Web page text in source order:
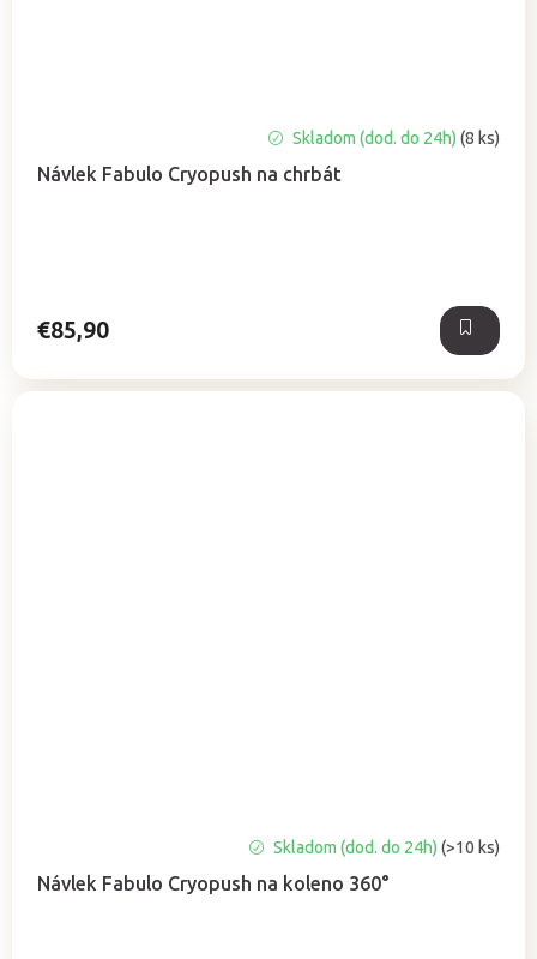
Návlek Fabulo Cryopush na chrbát
Skladom (dod. do 24h) (8 ks)
€85,90
Návlek Fabulo Cryopush na koleno 360°
Skladom (dod. do 24h) (>10 ks)